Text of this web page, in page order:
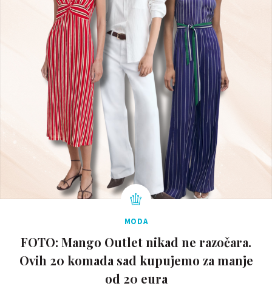
MODA
FOTO: Mango Outlet nikad ne razočara.
Ovih 20 komada sad kupujemo za manje
od 20 eura